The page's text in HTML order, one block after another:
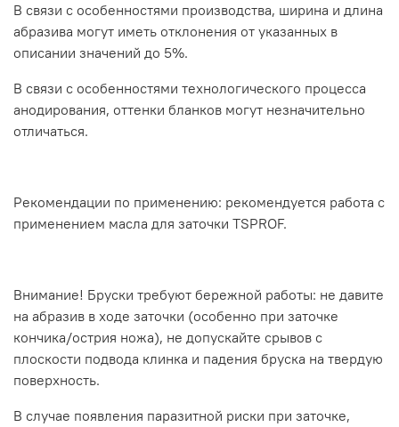
В связи с особенностями производства, ширина и длина
абразива могут иметь отклонения от указанных в
описании значений до 5%.
В связи с особенностями технологического процесса
анодирования, оттенки бланков могут незначительно
отличаться.
Рекомендации по применению: рекомендуется работа с
применением масла для заточки TSPROF.
Внимание! Бруски требуют бережной работы: не давите
на абразив в ходе заточки (особенно при заточке
кончика/острия ножа), не допускайте срывов с
плоскости подвода клинка и падения бруска на твердую
поверхность.
В случае появления паразитной риски при заточке,